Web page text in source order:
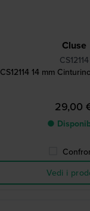
Cluse
CS12114
CS12114 14 mm
29,00
●
Vedi i